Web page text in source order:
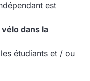
est
vélo dans la
étudiants et / ou